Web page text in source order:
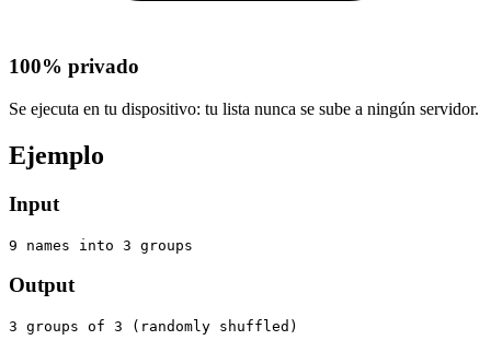
100% privado
Se ejecuta en tu dispositivo: tu lista nunca se sube a ningún servidor.
Ejemplo
Input
9 names into 3 groups
Output
3 groups of 3 (randomly shuffled)